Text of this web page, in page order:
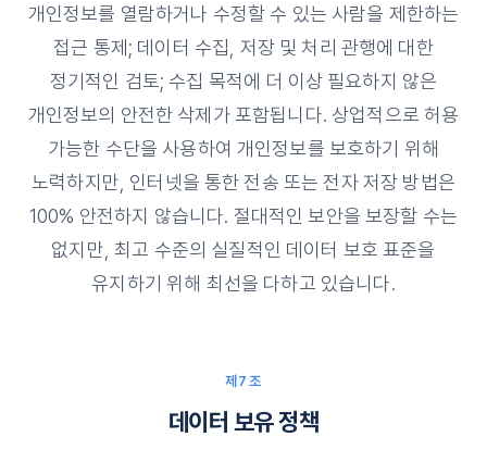
개인정보를 열람하거나 수정할 수 있는 사람을 제한하는
접근 통제; 데이터 수집, 저장 및 처리 관행에 대한
정기적인 검토; 수집 목적에 더 이상 필요하지 않은
개인정보의 안전한 삭제가 포함됩니다. 상업적으로 허용
가능한 수단을 사용하여 개인정보를 보호하기 위해
노력하지만, 인터넷을 통한 전송 또는 전자 저장 방법은
100% 안전하지 않습니다. 절대적인 보안을 보장할 수는
없지만, 최고 수준의 실질적인 데이터 보호 표준을
유지하기 위해 최선을 다하고 있습니다.
제7조
데이터 보유 정책